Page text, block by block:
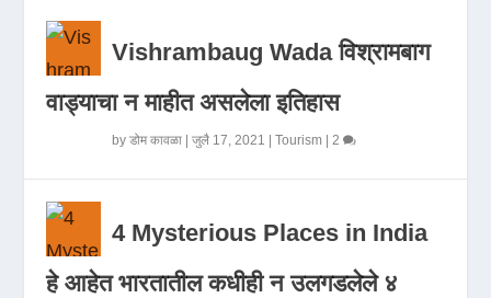
Vishrambaug Wada विश्रामबाग
वाड्याचा न माहीत असलेला इतिहास
byडोम कावळा |जुलै 17, 2021 |Tourism | 2
4 Mysterious Places in India
हे आहेत भारतातील कधीही न उलगडलेले ४